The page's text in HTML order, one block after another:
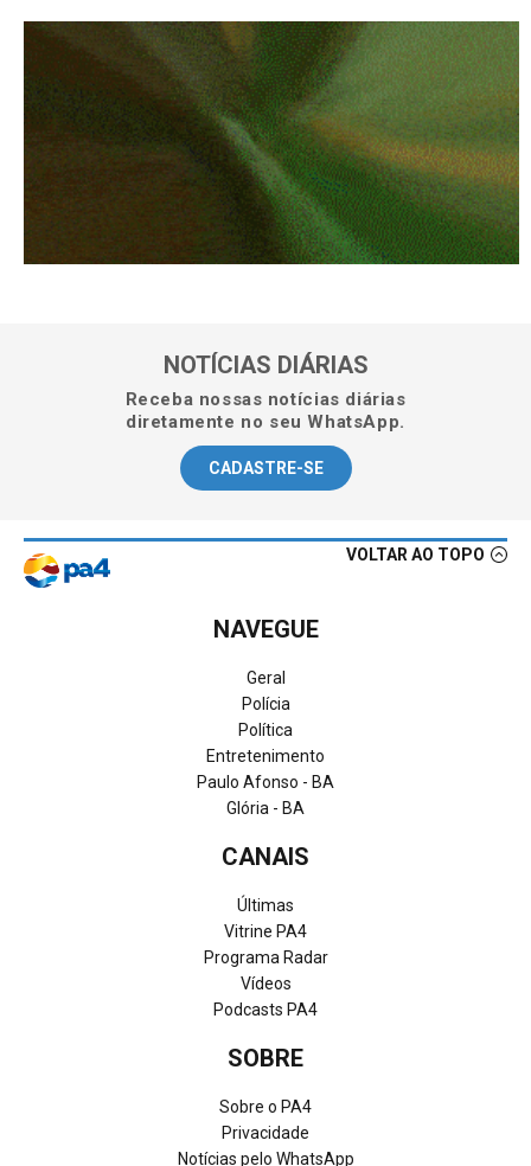
NOTÍCIAS DIÁRIAS
Receba nossas notícias diárias
diretamente no seu WhatsApp.
CADASTRE-SE
VOLTAR AO TOPO
NAVEGUE
Geral
Polícia
Política
Entretenimento
Paulo Afonso - BA
Glória - BA
CANAIS
Últimas
Vitrine PA4
Programa Radar
Vídeos
Podcasts PA4
SOBRE
Sobre o PA4
Privacidade
Notícias pelo WhatsApp